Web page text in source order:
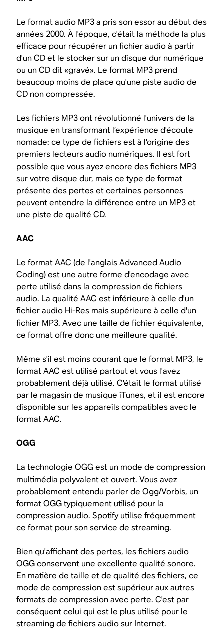
Le format audio MP3 a pris son essor au début des
années 2000. À l'époque, c'était la méthode la plus
efficace pour récupérer un fichier audio à partir
d'un CD et le stocker sur un disque dur numérique
ou un CD dit «gravé». Le format MP3 prend
beaucoup moins de place qu'une piste audio de
CD non compressée.
Les fichiers MP3 ont révolutionné l'univers de la
musique en transformant l’expérience d'écoute
nomade: ce type de fichiers est à l'origine des
premiers lecteurs audio numériques. Il est fort
possible que vous ayez encore des fichiers MP3
sur votre disque dur, mais ce type de format
présente des pertes et certaines personnes
peuvent entendre la différence entre un MP3 et
une piste de qualité CD.
AAC
Le format AAC (de l'anglais Advanced Audio
Coding) est une autre forme d'encodage avec
perte utilisé dans la compression de fichiers
audio. La qualité AAC est inférieure à celle d'un
fichieraudio Hi-Res mais supérieure à celle d'un
fichier MP3. Avec une taille de fichier équivalente,
ce format offre donc une meilleure qualité.
Même s'il est moins courant que le format MP3, le
format AAC est utilisé partout et vous l'avez
probablement déjà utilisé. C'était le format utilisé
par le magasin de musique iTunes, et il est encore
disponible sur les appareils compatibles avec le
format AAC.
OGG
La technologie OGG est un mode de compression
multimédia polyvalent et ouvert. Vous avez
probablement entendu parler de Ogg/Vorbis, un
format OGG typiquement utilisé pour la
compression audio. Spotify utilise fréquemment
ce format pour son service de streaming.
Bien qu'affichant des pertes, les fichiers audio
OGG conservent une excellente qualité sonore.
En matière de taille et de qualité des fichiers, ce
mode de compression est supérieur aux autres
formats de compression avec perte. C'est par
conséquent celui qui est le plus utilisé pour le
streaming de fichiers audio sur Internet.